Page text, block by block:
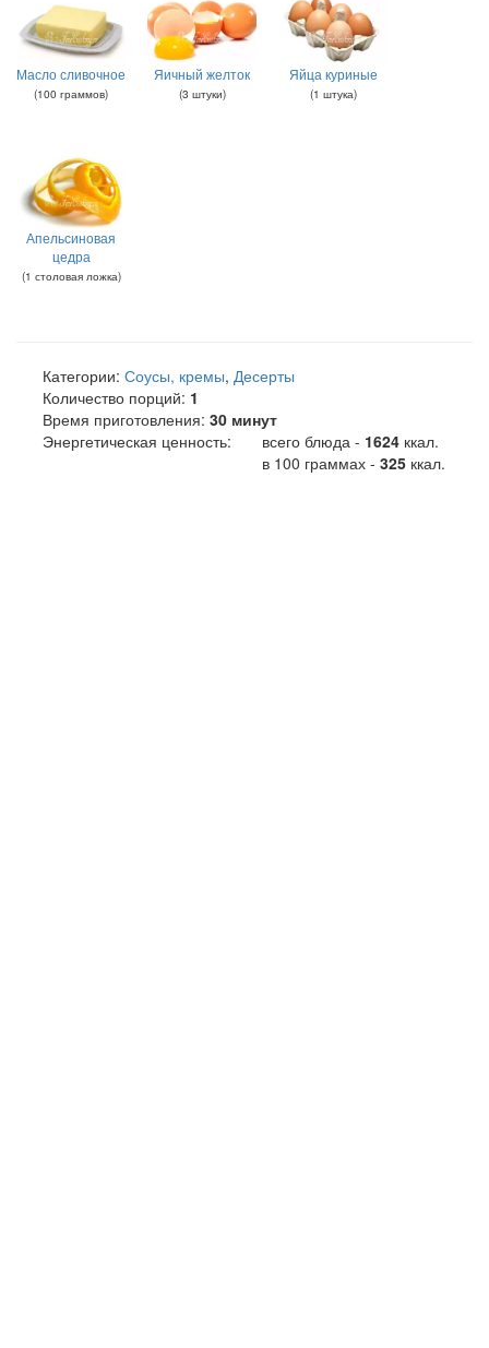
Масло сливочное
(100 граммов)
Яичный желток
(3 штуки)
Яйца куриные
(1 штука)
Апельсиновая
цедра
(1 столовая ложка)
Категории: Соусы, кремы, Десерты
Количество порций: 1
Время приготовления: 30 минут
Энергетическая ценность:
всего блюда - 1624 ккал.
в 100 граммах - 325 ккал.